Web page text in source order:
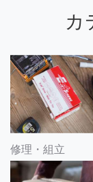
カ
修理・組立